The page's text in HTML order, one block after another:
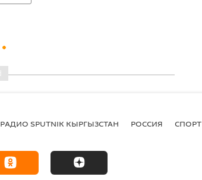
РАДИО SPUTNIK КЫРГЫЗСТАН РОССИЯ СПОРТ